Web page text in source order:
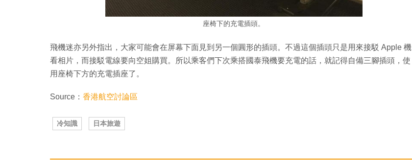
座椅下的充電插頭。
飛機迷亦另外指出，大家可能會在屏幕下面見到另一個圓形的插頭。不過這個插頭只是用來接駁 Apple 機
看相片，而接駁電線要向空姐購買。所以乘客們下次乘搭國泰飛機要充電的話，就記得自備三腳插頭，使
用座椅下方的充電插座了。
Source： 香港航空討論區
冷知識 日本旅遊